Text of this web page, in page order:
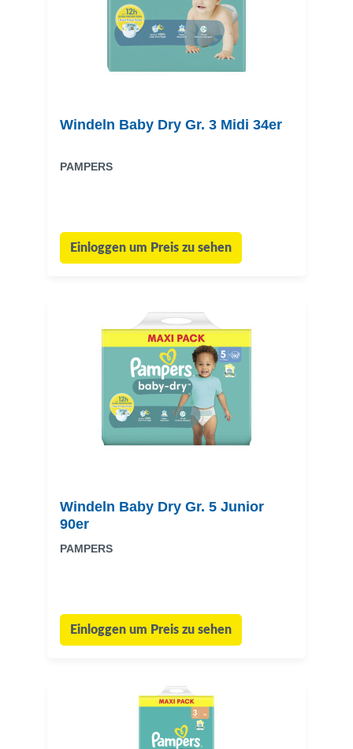
Windeln Baby Dry Gr. 3 Midi 34er
PAMPERS
Einloggen um Preis zu sehen
Windeln Baby Dry Gr. 5 Junior
90er
PAMPERS
Einloggen um Preis zu sehen